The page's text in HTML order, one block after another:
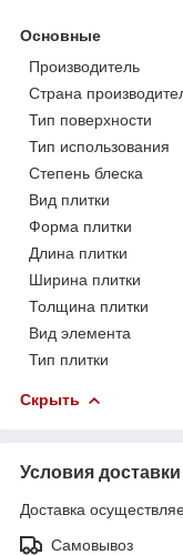
Основные
Производитель
Страна
Тип поверхности
Тип использования
Степень блеска
Вид плитки
Форма плитки
Длина плитки
Ширина плитки
Толщина плитки
Вид элемента
Тип плитки
Скрыть
Условия доставки
Доставка
Самовывоз